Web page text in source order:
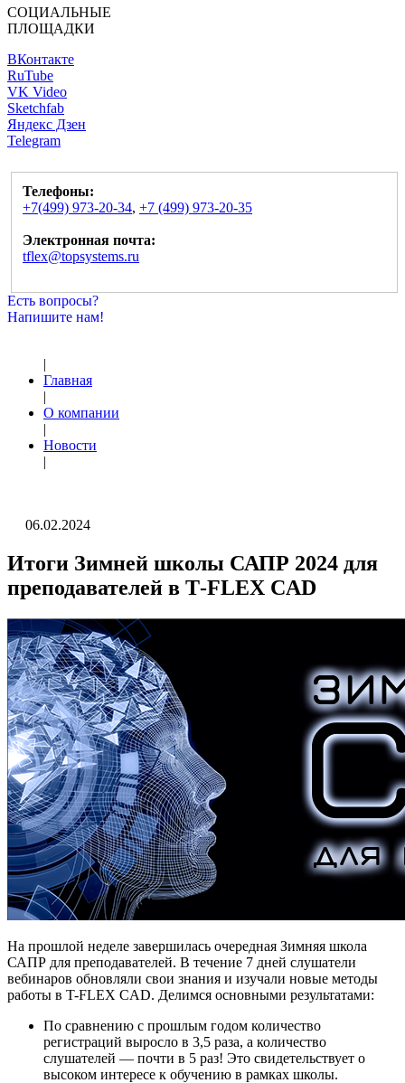
СОЦИАЛЬНЫЕ
ПЛОЩАДКИ
ВКонтакте
RuTube
VK Video
Sketchfab
Яндекс Дзен
Telegram
Телефоны:
+7(499) 973-20-34, +7 (499) 973-20-35
Электронная почта:
tflex@topsystems.ru
Есть вопросы?
Напишите нам!
|
Главная
|
О компании
|
Новости
|
06.02.2024
Итоги Зимней школы САПР 2024 для
преподавателей в T‑FLEX CAD
На прошлой неделе завершилась очередная Зимняя школа
САПР для преподавателей. В течение 7 дней слушатели
вебинаров обновляли свои знания и изучали новые методы
работы в T-FLEX CAD. Делимся основными результатами:
По сравнению с прошлым годом количество
регистраций выросло в 3,5 раза, а количество
слушателей — почти в 5 раз! Это свидетельствует о
высоком интересе к обучению в рамках школы.